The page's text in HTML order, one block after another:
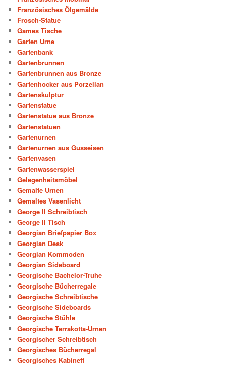
Französisches Ölgemälde
Frosch-Statue
Games Tische
Garten Urne
Gartenbank
Gartenbrunnen
Gartenbrunnen aus Bronze
Gartenhocker aus Porzellan
Gartenskulptur
Gartenstatue
Gartenstatue aus Bronze
Gartenstatuen
Gartenurnen
Gartenurnen aus Gusseisen
Gartenvasen
Gartenwasserspiel
Gelegenheitsmöbel
Gemalte Urnen
Gemaltes Vasenlicht
George II Schreibtisch
George II Tisch
Georgian Briefpapier Box
Georgian Desk
Georgian Kommoden
Georgian Sideboard
Georgische Bachelor-Truhe
Georgische Bücherregale
Georgische Schreibtische
Georgische Sideboards
Georgische Stühle
Georgische Terrakotta-Urnen
Georgischer Schreibtisch
Georgisches Bücherregal
Georgisches Kabinett